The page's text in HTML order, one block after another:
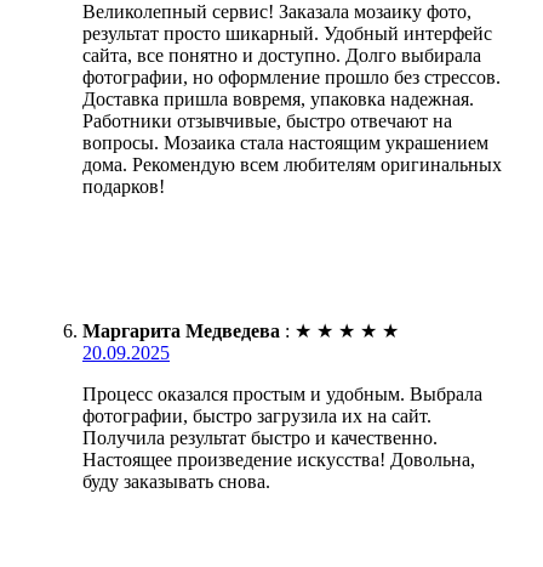
Великолепный сервис! Заказала мозаику фото,
результат просто шикарный. Удобный интерфейс
сайта, все понятно и доступно. Долго выбирала
фотографии, но оформление прошло без стрессов.
Доставка пришла вовремя, упаковка надежная.
Работники отзывчивые, быстро отвечают на
вопросы. Мозаика стала настоящим украшением
дома. Рекомендую всем любителям оригинальных
подарков!
Маргарита Медведева : ★ ★ ★ ★ ★
20.09.2025
Процесс оказался простым и удобным. Выбрала
фотографии, быстро загрузила их на сайт.
Получила результат быстро и качественно.
Настоящее произведение искусства! Довольна,
буду заказывать снова.